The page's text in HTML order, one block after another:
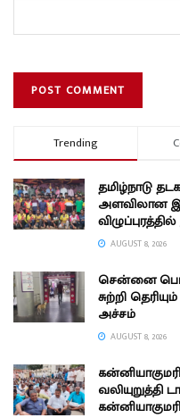
Trending
தமிழ்நாடு
அளவிலான
AUGUST 8, 2026
சென்னை
சுற்றி
அச்சம்
AUGUST 8, 2026